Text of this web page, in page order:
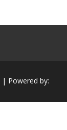
| Powered by: